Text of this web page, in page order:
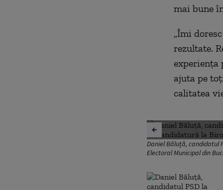
mai bune
„Îmi
rezultate.
experiența
ajuta pe
calitatea
Daniel Băluță, candidatul
Electoral Municipal din